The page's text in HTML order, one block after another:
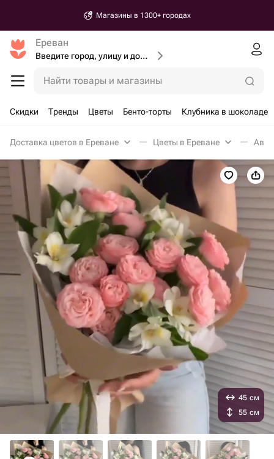
Магазины в 1300+ городах
Ереван
Введите город, улицу и дом доставки
Найти товары и магазины
Скидки Тренды Цветы Бенто-торты Клубника в шоколаде
Доставка цветов в Ереване Цветы в Ереване
45 см
55 см